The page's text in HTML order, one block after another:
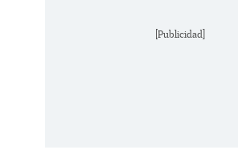
[Publicidad]